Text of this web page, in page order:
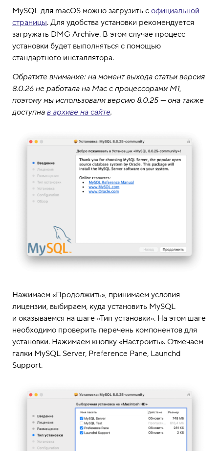
MySQL для macOS можно загрузить с официальной
страницы. Для удобства установки рекомендуется
загружать DMG Archive. В этом случае процесс
установки будет выполняться с помощью
стандартного инсталлятора.
Обратите внимание: на момент выхода статьи версия
8.0.26 не работала на Mac c процессорами M1,
поэтому мы использовали версию 8.0.25 — она также
доступна в архиве на сайте.
Нажимаем «Продолжить», принимаем условия
лицензии, выбираем, куда установить MySQL
и оказываемся на шаге «Тип установки». На этом шаге
необходимо проверить перечень компонентов для
установки. Нажимаем кнопку «Настроить». Отмечаем
галки MySQL Server, Preference Pane, Launchd
Support.